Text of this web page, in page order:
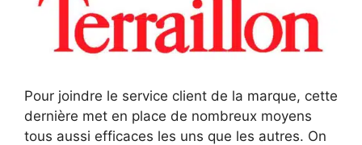
Pour joindre le service client de la marque, cette
dernière met en place de nombreux moyens
tous aussi efficaces les uns que les autres. On